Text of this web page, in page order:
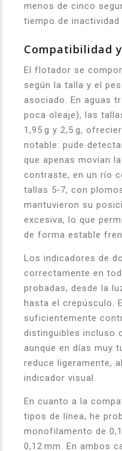
menos de cinco
tiempo de inactividad
Compatibilidad
El flotador se
según la talla y el
asociado. En aguas
poca oleaje), las
1,95 g y 2,5 g,
notable: pude
que apenas movían
contraste, en un río
tallas 5‑7, con
mantuvieron su
excesiva, lo que
de forma estable
Los indicadores de
correctamente en
probadas, desde la
hasta el crepúsculo.
suficientemente
distinguibles incluso
aunque en días muy
reduce ligeramente,
indicador visual.
En cuanto a la
tipos de línea, he
monofilamento de
0,12 mm. En ambos